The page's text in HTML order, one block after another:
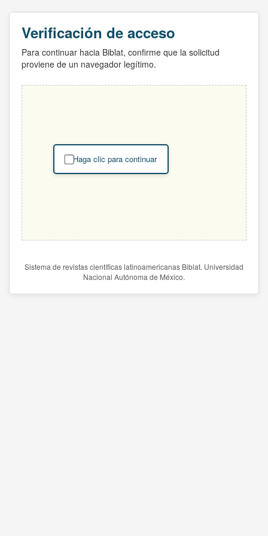
Verificación de acceso
Para continuar hacia Biblat, confirme que la solicitud
proviene de un navegador legítimo.
Haga clic para continuar
Sistema de revistas científicas latinoamericanas Biblat. Universidad
Nacional Autónoma de México.